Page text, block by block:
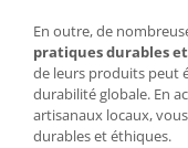
En outre, de
pratiques durables
de leurs produits peut
durabilité globale. En
artisanaux locaux,
durables et éthiques.